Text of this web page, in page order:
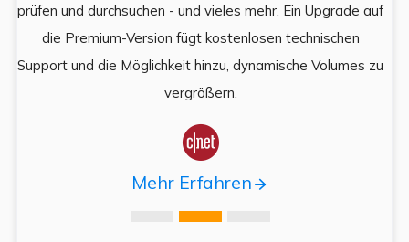
prüfen und durchsuchen - und vieles mehr. Ein Upgrade auf
die Premium-Version fügt kostenlosen technischen
Support und die Möglichkeit hinzu, dynamische Volumes zu
vergrößern.

Mehr Erfahren